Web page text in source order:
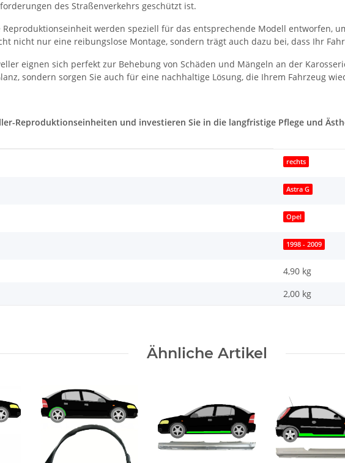
des Straßenverkehrs geschützt ist.
Reproduktionseinheit werden speziell für das entsprechende Modell entworfen,
nicht nur eine reibungslose Montage, sondern trägt auch dazu bei, dass Ihr
eignen sich perfekt zur Behebung von Schäden und Mängeln an der
sondern sorgen Sie auch für eine nachhaltige Lösung, die Ihrem Fahrzeug
Reproduktionseinheiten und investieren Sie in die langfristige Pflege und
rechts
Astra G
Opel
1998 - 2009
4,90 kg
2,00 kg
Ähnliche Artikel